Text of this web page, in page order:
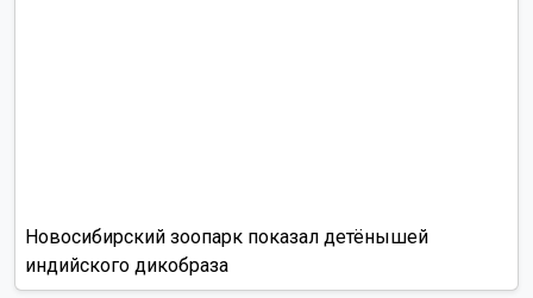
Новосибирский зоопарк показал детёнышей
индийского дикобраза